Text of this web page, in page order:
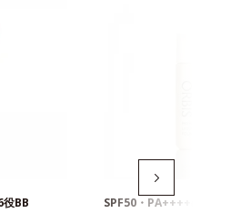
役BB
SPF50・PA++++のUVファ